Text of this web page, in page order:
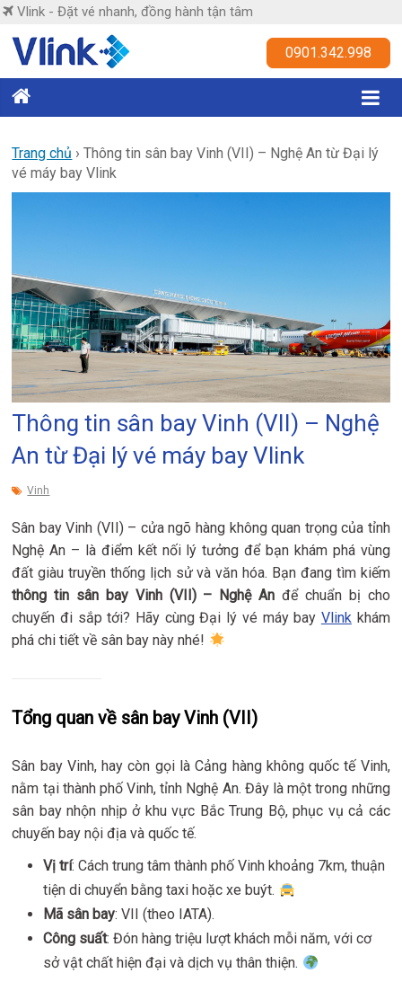
Skip
content
Vlink - Đặt vé nhanh, đồng hành tận tâm
Vlink
nhanh,
đồng
hành
0901.342.998
Trang chủ ›Thông tin sân bay Vinh (VII) – Nghệ An từ Đại lý
vé máy bay Vlink
Thông tin sân bay Vinh (VII) – Nghệ
An từ Đại lý vé máy bay Vlink
Vinh
Sân bay Vinh (VII) – cửa ngõ hàng không quan trọng của tỉnh
Nghệ An – là điểm kết nối lý tưởng để bạn khám phá vùng
đất giàu truyền thống lịch sử và văn hóa. Bạn đang tìm kiếm
thông tin sân bay Vinh (VII) – Nghệ An để chuẩn bị cho
chuyến đi sắp tới? Hãy cùng Đại lý vé máy bay Vlinkkhám
phá chi tiết về sân bay này nhé!
Tổng quan về sân bay Vinh (VII)
Sân bay Vinh, hay còn gọi là Cảng hàng không quốc tế Vinh,
nằm tại thành phố Vinh, tỉnh Nghệ An. Đây là một trong những
sân bay nhộn nhịp ở khu vực Bắc Trung Bộ, phục vụ cả các
chuyến bay nội địa và quốc tế.
Vị trí: Cách trung tâm thành phố Vinh khoảng 7km, thuận
tiện di chuyển bằng taxi hoặc xe buýt.
Mã sân bay: VII (theo IATA).
Công suất: Đón hàng triệu lượt khách mỗi năm, với cơ
sở vật chất hiện đại và dịch vụ thân thiện.